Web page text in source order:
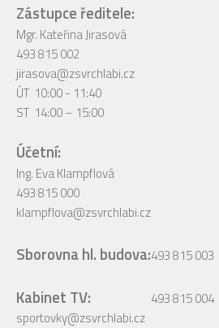
Zástupce ředitele:
Mgr. Kateřina Jirasová
493 815 002
jirasova@zsvrchlabi.cz
ÚT 10:00 - 11:40
ST 14:00 – 15:00
Účetní:
Ing. Eva Klampflová
493 815 000
klampflova@zsvrchlabi.cz
Sborovna hl. budova:493 815 003
Kabinet TV:
sportovky@zsvrchlabi.cz
493 815 004